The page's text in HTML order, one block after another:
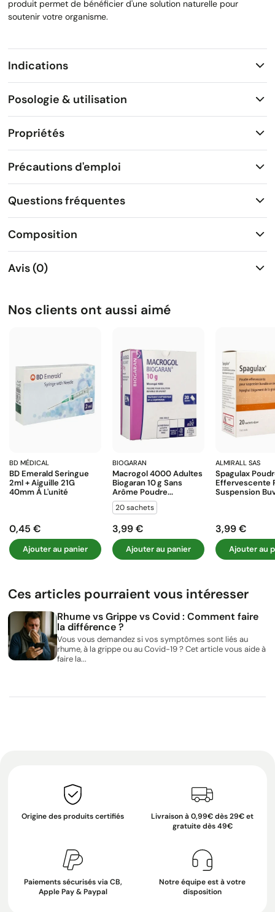
produit permet de bénéficier d'une solution naturelle pour
soutenir votre organisme.
Indications
Posologie & utilisation
Propriétés
Précautions d'emploi
Questions fréquentes
Composition
Avis (0)
Nos clients ont aussi aimé
BD MÉDICAL
BD Emerald Seringue
2ml + Aiguille 21G
40mm À L'unité
Prix
0,45 €
Ajouter au panier
BIOGARAN
Macrogol 4000 Adultes
Biogaran 10 G Sans
Arôme Poudre...
20 sachets
Prix
3,99 €
Ajouter au panier
ALMIRALL SAS
Spagulax
Effervescente
Suspension
Prix
3,99 €
Ajouter au
Ces articles pourraient vous intéresser
Rhume vs Grippe vs Covid : Comment faire
la différence ?
Vous vous demandez si vos symptômes sont liés au
rhume, à la grippe ou au Covid-19 ? Cet article vous aide à
faire la...
Origine des produits certifiés
Livraison à 0,99€ dès 29€ et
gratuite dès 49€
Paiements sécurisés via CB,
Apple Pay & Paypal
Notre équipe est à votre
disposition